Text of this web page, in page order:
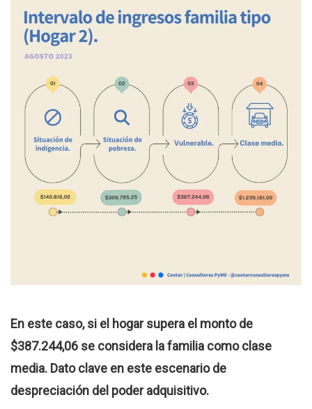
En este caso, si el hogar supera el monto de
$387.244,06 se considera la familia como clase
media. Dato clave en este escenario de
despreciación del poder adquisitivo.